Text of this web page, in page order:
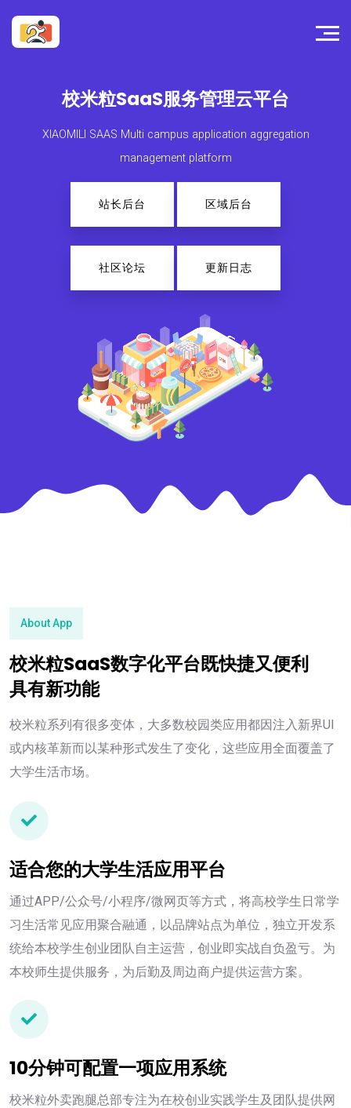
校米粒SaaS服务管理云平台
XIAOMILI SAAS Multi campus application aggregation
management platform
站长后台 区域后台
社区论坛 更新日志
About App
校米粒SaaS数字化平台既快捷又便利
具有新功能
校米粒系列有很多变体，大多数校园类应用都因注入新界UI
或内核革新而以某种形式发生了变化，这些应用全面覆盖了
大学生活市场。
适合您的大学生活应用平台
通过APP/公众号/小程序/微网页等方式，将高校学生日常学
习生活常见应用聚合融通，以品牌站点为单位，独立开发系
统给本校学生创业团队自主运营，创业即实战自负盈亏。为
本校师生提供服务，为后勤及周边商户提供运营方案。
10分钟可配置一项应用系统
校米粒外卖跑腿总部专注为在校创业实践学生及团队提供网